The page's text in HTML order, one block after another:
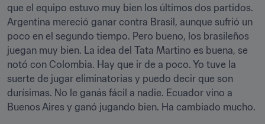
que el equipo estuvo muy bien los últimos dos partidos.
Argentina mereció ganar contra Brasil, aunque sufrió un
poco en el segundo tiempo. Pero bueno, los brasileños
juegan muy bien. La idea del Tata Martino es buena, se
notó con Colombia. Hay que ir de a poco. Yo tuve la
suerte de jugar eliminatorias y puedo decir que son
durísimas. No le ganás fácil a nadie. Ecuador vino a
Buenos Aires y ganó jugando bien. Ha cambiado mucho.